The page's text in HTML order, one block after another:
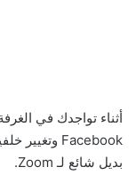
أثناء تواجدك في
بديل شائع لـ Zoom.